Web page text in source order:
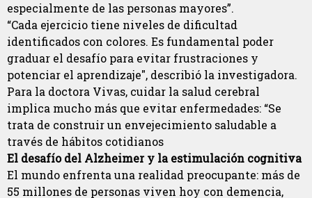
especialmente de las personas mayores”.
“Cada ejercicio tiene niveles de dificultad
identificados con colores. Es fundamental poder
graduar el desafío para evitar frustraciones y
potenciar el aprendizaje", describió la investigadora.
Para la doctora Vivas, cuidar la salud cerebral
implica mucho más que evitar enfermedades: “Se
trata de construir un envejecimiento saludable a
través de hábitos cotidianos
El desafío del Alzheimer y la estimulación cognitiva
El mundo enfrenta una realidad preocupante: más de
55 millones de personas viven hoy con demencia,